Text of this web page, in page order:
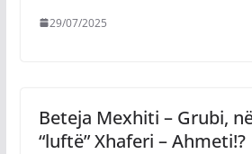
29/07/2025
Beteja Mexhiti – Grubi,
“luftë” Xhaferi – Ahmeti!?